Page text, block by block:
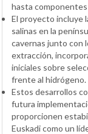
hasta
El proyecto incluye
salinas en la
cavernas junto con
extracción,
iniciales sobre
frente al hidrógeno.
Estos desarrollos
futura
proporcionen
Euskadi como un